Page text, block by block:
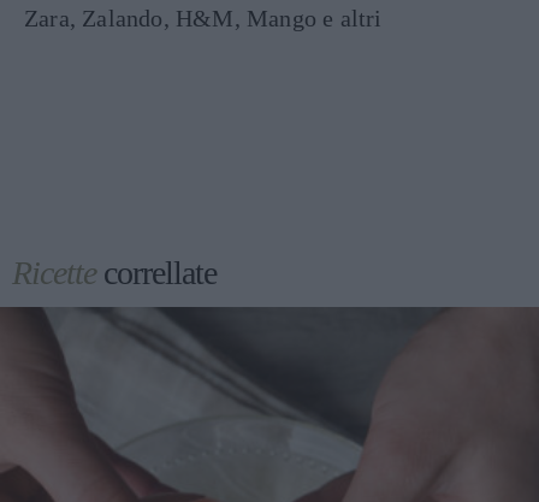
Zara, Zalando, H&M, Mango e altri
Ricettecorrellate